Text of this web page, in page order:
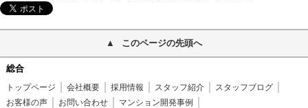
このページの先頭へ
総合
トップページ 会社概要 採用情報 スタッフ紹介
スタッフブログ
お客様の声
お問い合わせ
マンション開発事例